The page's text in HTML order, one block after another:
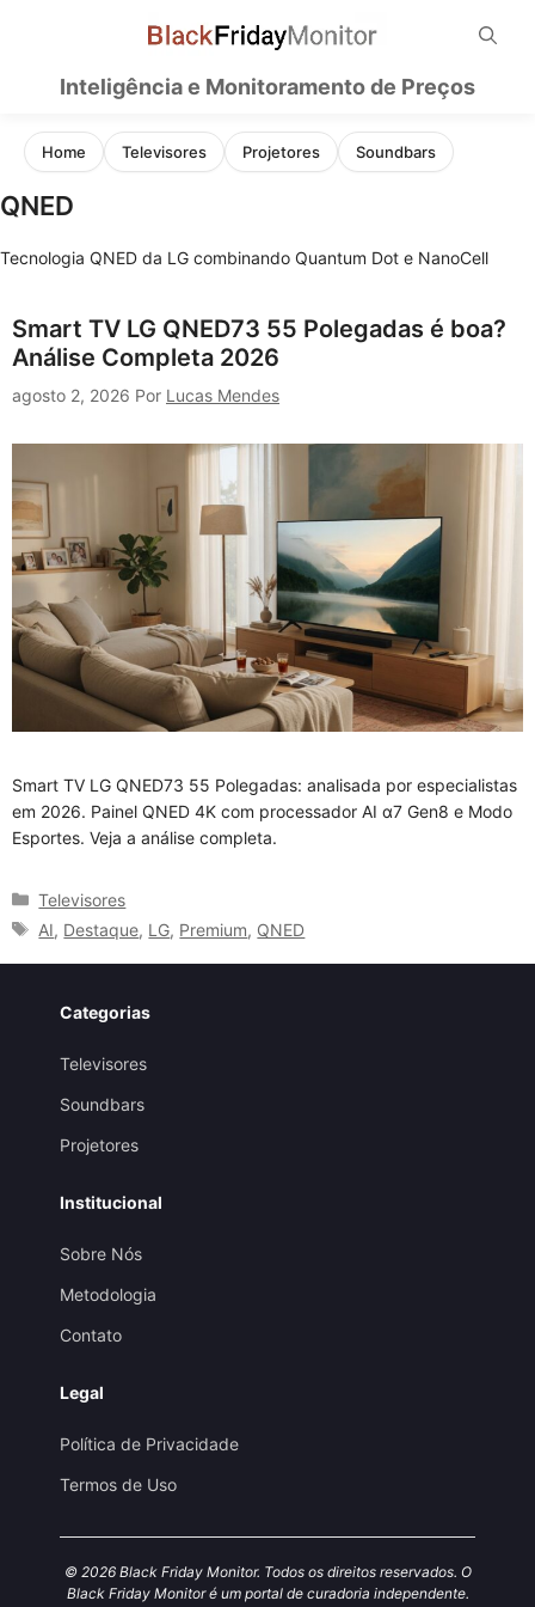
conteúdoInteligência e Monitoramento de Preços
Home Televisores Projetores Soundbars
QNED
Tecnologia QNED da LG combinando Quantum Dot e NanoCell
Smart TV LG QNED73 55 Polegadas é boa?
Análise Completa 2026
agosto 2, 2026 Por Lucas Mendes
Smart TV LG QNED73 55 Polegadas: analisada por especialistas
em 2026. Painel QNED 4K com processador AI α7 Gen8 e Modo
Esportes. Veja a análise completa.
Categorias
Televisores
Tags
AI, Destaque, LG, Premium, QNED
Categorias
Televisores
Soundbars
Projetores
Institucional
Sobre Nós
Metodologia
Contato
Legal
Política de Privacidade
Termos de Uso
© 2026 Black Friday Monitor. Todos os direitos reservados. O
Black Friday Monitor é um portal de curadoria independente.